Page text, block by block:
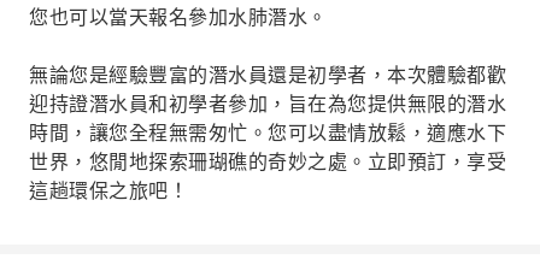
您也可以當天報名參加水肺潛水。
無論您是經驗豐富的潛水員還是初學者，本次體驗都歡
迎持證潛水員和初學者參加，旨在為您提供無限的潛水
時間，讓您全程無需匆忙。您可以盡情放鬆，適應水下
世界，悠閒地探索珊瑚礁的奇妙之處。立即預訂，享受
這趟環保之旅吧！